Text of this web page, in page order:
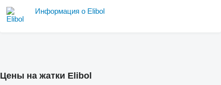
Информация о Elibol
Цены на жатки Elibol